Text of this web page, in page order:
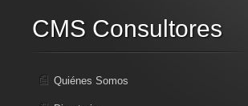
CMS Consultores
Quiénes Somos